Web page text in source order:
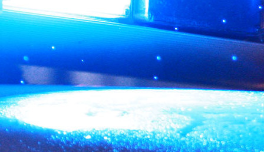
Происшествия
03.06.2026 11:57503
Вчера вечером инспекторы ДПС Госавтоинспекции отдела
МВД России «Норильский» обратили внимание на
движущийся по улице Маслова мотоцикл ИЖ7108 без